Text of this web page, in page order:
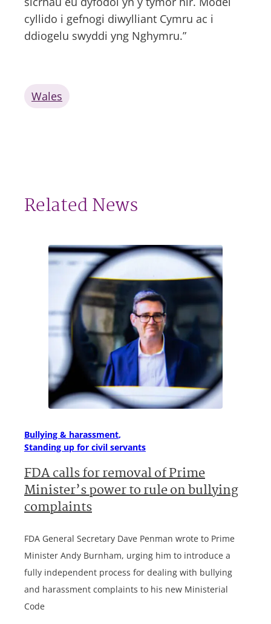
cyllido i gefnogi diwylliant Cymru ac i
ddiogelu swyddi yng Nghymru.”
Wales
Related News
Bullying & harassment
Standing up for civil servants
FDA calls for removal of Prime
Minister’s power to rule on bullying
complaints
FDA General Secretary Dave Penman wrote to Prime
Minister Andy Burnham, urging him to introduce a
fully independent process for dealing with bullying
and harassment complaints to his new Ministerial
Code